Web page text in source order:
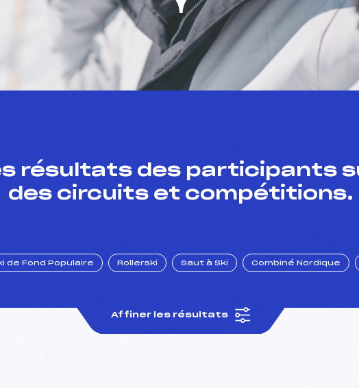
résultats des participants
des circuits et compétitions.
de Fond Populaire Rollerski Saut à Ski Combiné Nordique
Affiner les résultats